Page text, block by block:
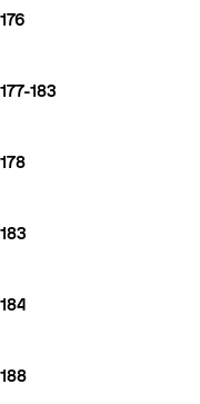
176
177-183
178
183
184
188